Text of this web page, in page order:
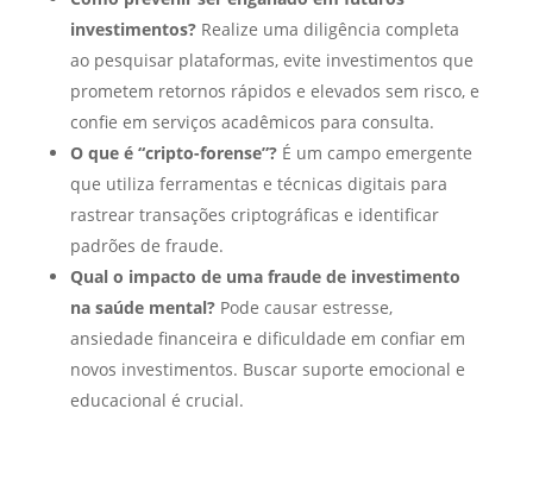
investimentos?Realize uma diligência completa
ao pesquisar plataformas, evite investimentos que
prometem retornos rápidos e elevados sem risco, e
confie em serviços acadêmicos para consulta.
O que é “cripto-forense”?É um campo emergente
que utiliza ferramentas e técnicas digitais para
rastrear transações criptográficas e identificar
padrões de fraude.
Qual o impacto de uma fraude de investimento
na saúde mental?Pode causar estresse,
ansiedade financeira e dificuldade em confiar em
novos investimentos. Buscar suporte emocional e
educacional é crucial.